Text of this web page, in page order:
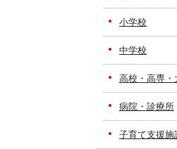
小学校
中学校
高校・高専・
病院・診療所
子育て支援施